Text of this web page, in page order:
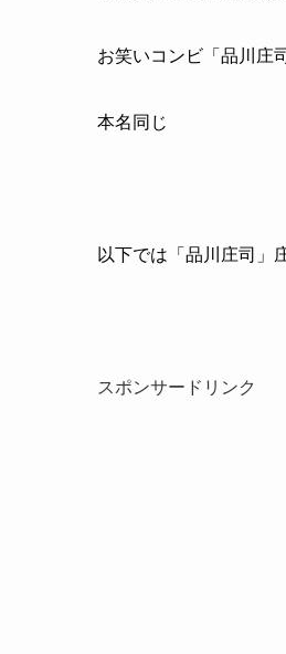
お笑いコンビ「品川庄
本名同じ
以下では「品川庄司」
スポンサードリンク